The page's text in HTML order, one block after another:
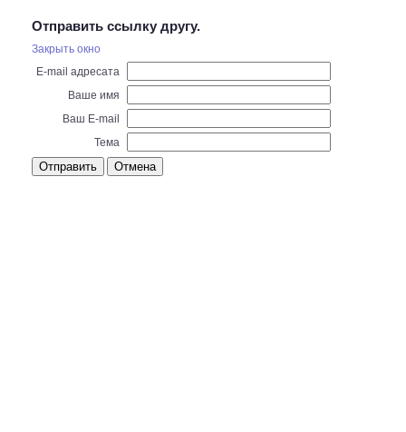
Отправить ссылку другу.
Закрыть окно
E-mail адресата
Ваше имя
Ваш E-mail
Тема
Отправить Отмена